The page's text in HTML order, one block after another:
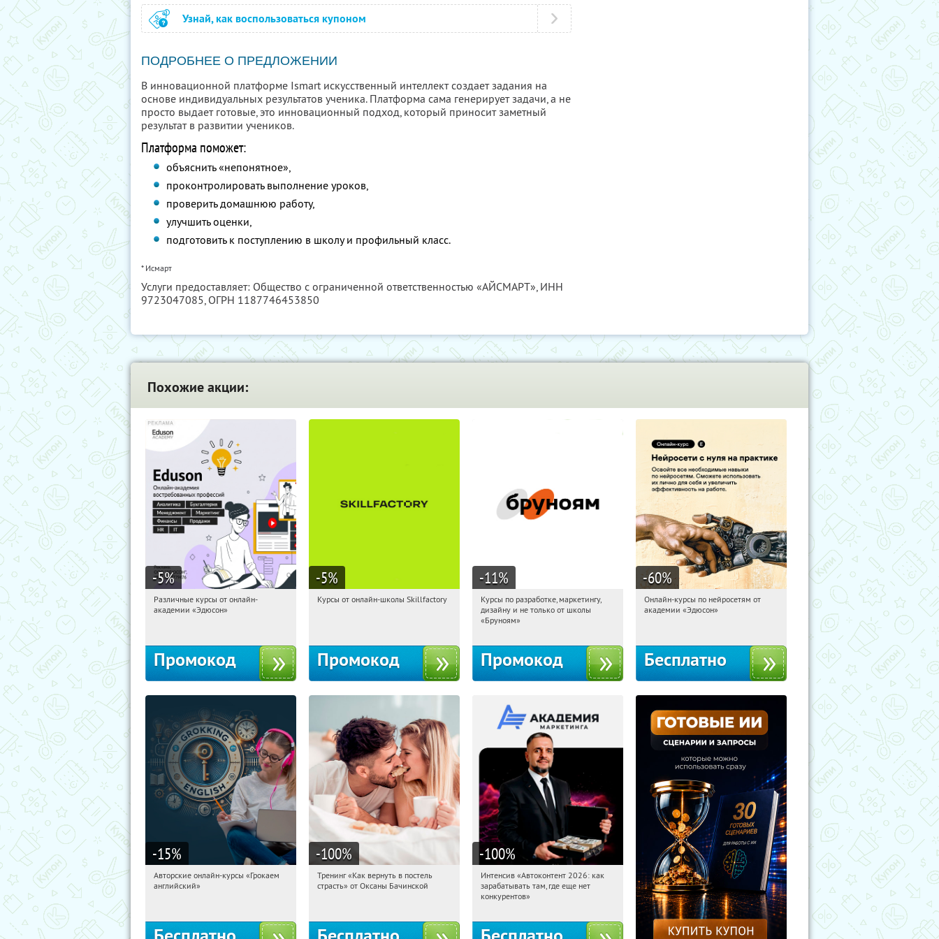
Узнай, как воспользоваться купоном
ПОДРОБНЕЕ О ПРЕДЛОЖЕНИИ
В инновационной платформе Ismart искусственный интеллект создает задания на
основе индивидуальных результатов ученика. Платформа сама генерирует задачи, а не
просто выдает готовые, это инновационный подход, который приносит заметный
результат в развитии учеников.
Платформа поможет:
объяснить «непонятное»,
проконтролировать выполнение уроков,
проверить домашнюю работу,
улучшить оценки,
подготовить к поступлению в школу и профильный класс.
* Исмарт
Услуги предоставляет: Общество с ограниченной ответственностью «АЙСМАРТ», ИНН
9723047085, ОГРН 1187746453850
Похожие акции:
-5%
23:06:49 Получили:
Различные курсы от онлайн-
академии «Эдюсон»
Промокод
-5%
23:06:49
Получи первым!
Курсы от онлайн-школы Skillfactory
Промокод
-11%
23:06:49
Получи первым!
Россия
Курсы по разработке, маркетингу,
дизайну и не только от школы
«Бруноям»
Промокод
-60%
23:06:49 Получили:
Онлайн-курсы по нейросетям от
академии «Эдюсон»
Бесплатно
-15%
23:06:49 Получили:
Авторские онлайн-курсы «Грокаем
английский»
-100%
23:06:49 Получили:
Тренинг «Как вернуть в постель
страсть» от Оксаны Бачинской
-100%
23:06:49 Получили:
Россия
Интенсив «Автоконтент 2026: как
зарабатывать там, где еще нет
конкурентов»